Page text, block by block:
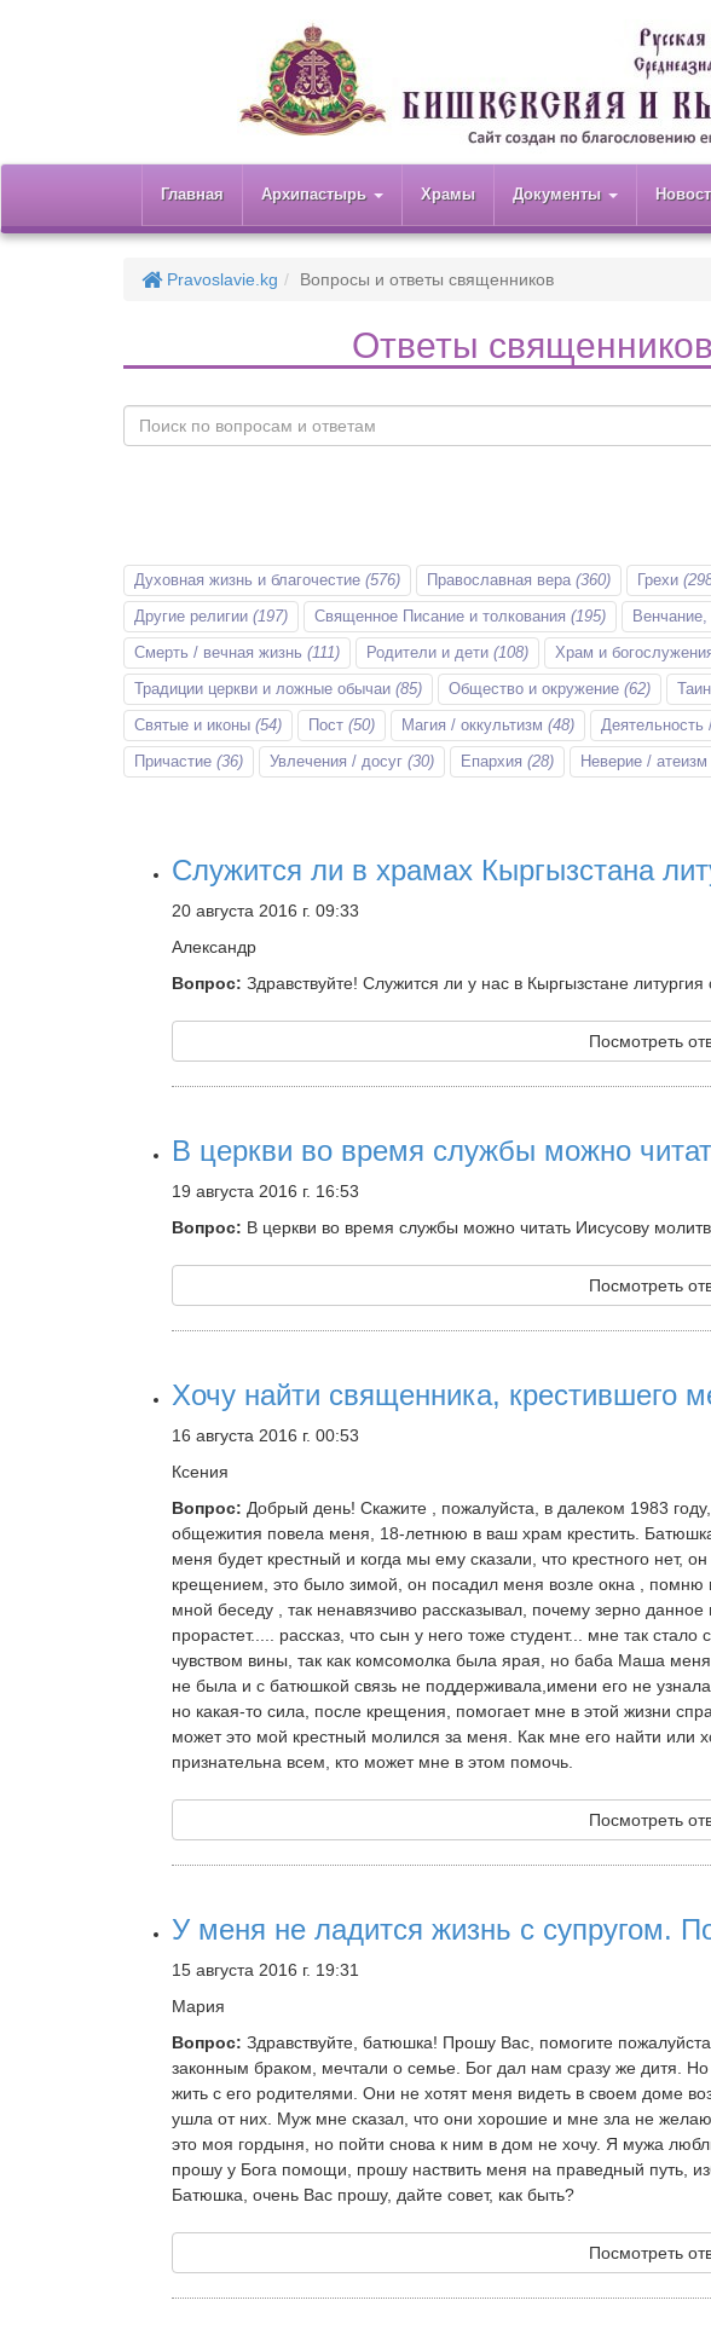
Главная Архипастырь Храмы Документы
Pravoslavie.kg Вопросы и ответы священников
Ответы
Духовная жизнь и благочестие (576) Православная вера (360) Грехи
Другие религии (197) Священное Писание и толкования (195) Венчание,
Смерть / вечная жизнь (111) Родители и дети (108) Храм и
Традиции церкви и ложные обычаи (85) Общество и окружение (62)
Святые и иконы (54) Пост (50) Магия / оккультизм (48) Деятельность
Причастие (36) Увлечения / досуг (30) Епархия (28) Неверие / атеизм
Служится ли в храмах Кыргызстана
20 августа 2016 г. 09:33
Александр
Вопрос: Здравствуйте! Служится ли у нас в Кыргызстане
Посмотреть
В церкви во время службы можно
19 августа 2016 г. 16:53
Вопрос: В церкви во время службы можно читать Иисусову
Посмотреть
Хочу найти священника, крестившего
16 августа 2016 г. 00:53
Ксения
Вопрос: Добрый день! Скажите , пожалуйста, в далеком 1983
общежития повела меня, 18-летнюю в ваш храм крестить.
меня будет крестный и когда мы ему сказали, что крестного нет,
крещением, это было зимой, он посадил меня возле окна , помню
мной беседу , так ненавязчиво рассказывал, почему зерно
прорастет..... рассказ, что сын у него тоже студент... мне так
чувством вины, так как комсомолка была ярая, но баба Маша
не была и с батюшкой связь не поддерживала,имени его не
но какая-то сила, после крещения, помогает мне в этой жизни
может это мой крестный молился за меня. Как мне его найти или
признательна всем, кто может мне в этом помочь.
Посмотреть
У меня не ладится жизнь с супругом.
15 августа 2016 г. 19:31
Мария
Вопрос: Здравствуйте, батюшка! Прошу Вас, помогите
законным браком, мечтали о семье. Бог дал нам сразу же дитя.
жить с его родителями. Они не хотят меня видеть в своем доме
ушла от них. Муж мне сказал, что они хорошие и мне зла не
это моя гордыня, но пойти снова к ним в дом не хочу. Я мужа
прошу у Бога помощи, прошу наствить меня на праведный путь,
Батюшка, очень Вас прошу, дайте совет, как быть?
Посмотреть